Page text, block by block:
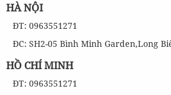
HÀ NỘI
ĐT: 0963551271
ĐC: SH2-05 Bình Minh Garden,Long
HỒ CHÍ MINH
ĐT: 0963551271